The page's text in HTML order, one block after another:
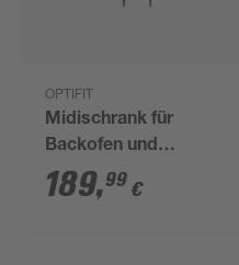
OPTIFIT
Midischrank für
Backofen und
Kühlschrank
'Optikomfort
189,99 €